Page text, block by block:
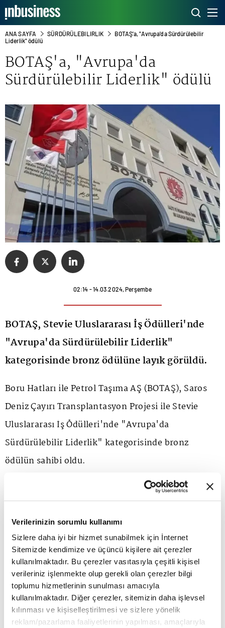
Verilerinizin sorumlu kullanımı
Sizlere daha iyi bir hizmet sunabilmek için İnternet
Sitemizde kendimize ve üçüncü kişilere ait çerezler
kullanılmaktadır. Bu çerezler vasıtasıyla çeşitli kişisel
verileriniz işlenmekte olup gerekli olan çerezler bilgi
toplumu hizmetlerinin sunulması amacıyla
kullanılmaktadır. Diğer çerezler, sitemizin daha işlevsel
kılınması ve kişiselleştirilmesi ve sizlere yönelik
reklam/pazarlama faaliyetlerinin yapılması, amaçlarıyla
ANA SAYFA SÜRDÜRÜLEBILIRLIK
BOTAŞ'a, "Avrupa'da Sürdürülebilir
Liderlik" ödülü
BOTAŞ'a, "Avrupa'da
Sürdürülebilir Liderlik" ödülü
02:14 - 14.03.2024, Perşembe
BOTAŞ, Stevie Uluslararası İş Ödülleri'nde
"Avrupa'da Sürdürülebilir Liderlik"
kategorisinde bronz ödülüne layık görüldü.
Boru Hatları ile Petrol Taşıma AŞ (BOTAŞ), Saros
Deniz Çayırı Transplantasyon Projesi ile Stevie
Uluslararası İş Ödülleri'nde "Avrupa'da
Sürdürülebilir Liderlik" kategorisinde bronz
ödülün sahibi oldu.
Şirketten yapılan açıklamaya göre, "en çevreci
yaşam için hava, toprak, su, iklim, orman ve
biyoçeşitliliğin korunmasına yönelik çalışmalarını,
her projesine özel bir perspektifle sürdüren BOTAŞ,
çevreyle ilgili uygulamalarıyla örnek olmaya devam
ediyor.